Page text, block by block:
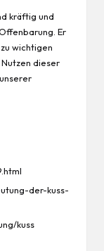
kräftig und
Er
wichtigen
dieser
der-kuss-
kuss